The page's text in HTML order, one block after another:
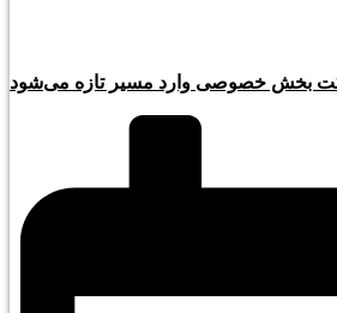
بخش خصوصی وارد مسیر تازه می‌شود